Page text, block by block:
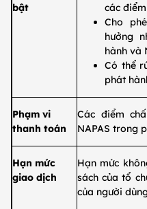
bật
các
​Cho
hưởng
hành và
​Có thể
phát
​Phạm vi
thanh toán
​Các điểm
NAPAS trong
​Hạn mức
giao dịch
​Hạn mức
sách của tổ
của người